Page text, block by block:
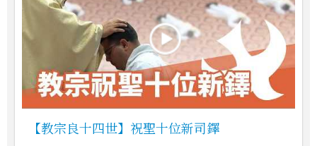
【教宗良十四世】祝聖十位新司鐸